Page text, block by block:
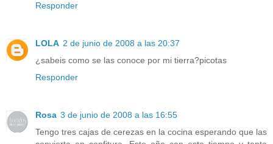
Responder
LOLA 2 de junio de 2008 a las 20:37
¿sabeis como se las conoce por mi tierra?picotas
Responder
Rosa 3 de junio de 2008 a las 16:55
Tengo tres cajas de cerezas en la cocina esperando que las